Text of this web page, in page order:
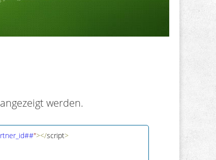
werden.
"></script>